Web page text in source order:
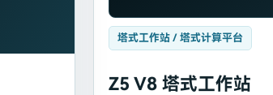
塔式工作站 / 塔式计算平台
Z5 V8 塔式工作站